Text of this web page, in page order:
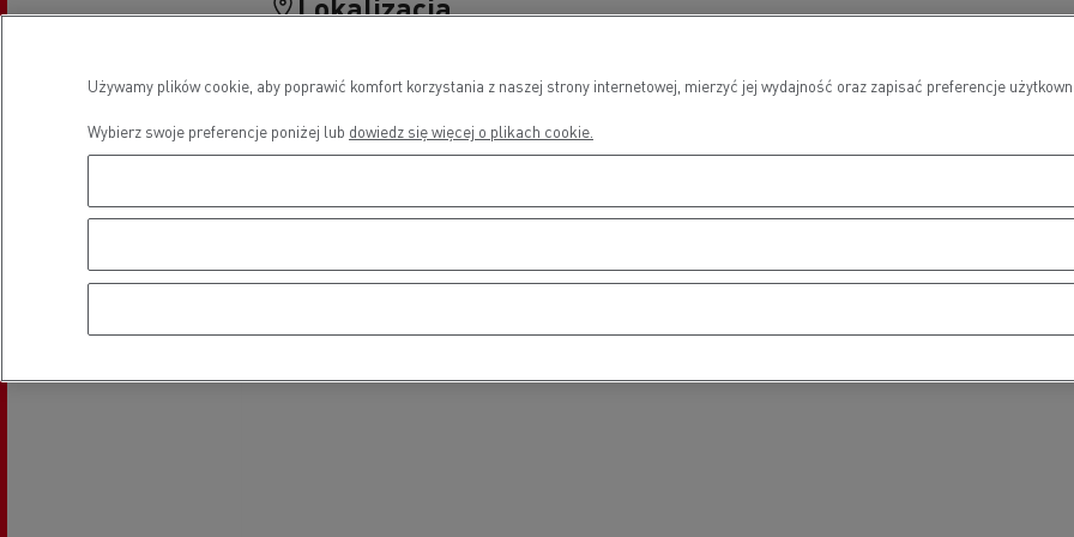
Używamy plików cookie, aby poprawić komfort korzystania z naszej strony internetowej, mierzyć jej wydajność oraz zapisać preferencje
Wybierz swoje preferencje poniżej lub dowiedz się więcej o plikach cookie.